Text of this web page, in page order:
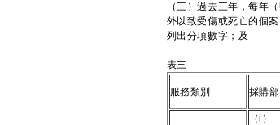
（三）過去三年，每年
外以致受傷或死亡的個
列出分項數字；及
表三
服務類別 採購部
（i）